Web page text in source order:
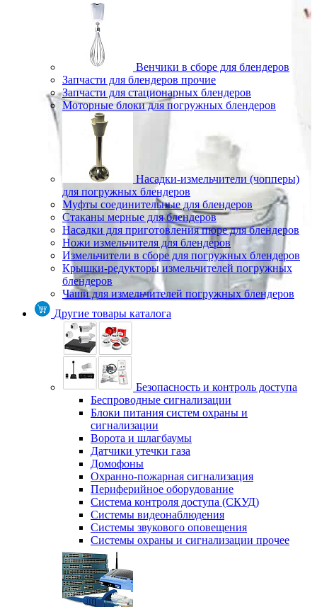
Венчики в сборе для блендеров
Запчасти для блендеров прочие
Запчасти для стационарных блендеров
Моторные блоки для погружных блендеров
Насадки-измельчители (чопперы)
для погружных блендеров
Муфты соединительные для блендеров
Стаканы мерные для блендеров
Насадки для приготовления пюре для блендеров
Ножи измельчителя для блендеров
Измельчители в сборе для погружных блендеров
Крышки-редукторы измельчителей погружных
блендеров
Чаши для измельчителей погружных блендеров
Другие товары каталога
Безопасность и контроль доступа
Беспроводные сигнализации
Блоки питания систем охраны и
сигнализации
Ворота и шлагбаумы
Датчики утечки газа
Домофоны
Охранно-пожарная сигнализация
Периферийное оборудование
Система контроля доступа (СКУД)
Системы видеонаблюдения
Системы звукового оповещения
Системы охраны и сигнализации прочее